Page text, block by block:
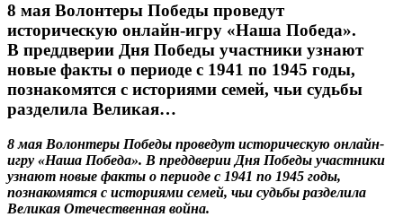
8 мая Волонтеры Победы проведут
историческую онлайн-игру «Наша Победа».
В преддверии Дня Победы участники узнают
новые факты о периоде с 1941 по 1945 годы,
познакомятся с историями семей, чьи судьбы
разделила Великая…
8 мая Волонтеры Победы проведут историческую онлайн-
игру «Наша Победа». В преддверии Дня Победы участники
узнают новые факты о периоде с 1941 по 1945 годы,
познакомятся с историями семей, чьи судьбы разделила
Великая Отечественная война.